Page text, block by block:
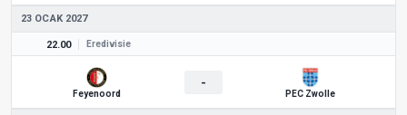
23 OCAK 2027
22.00 Eredivisie
Feyenoord
-
PEC Zwolle